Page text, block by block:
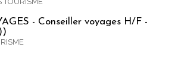
- Conseiller voyages H/F -